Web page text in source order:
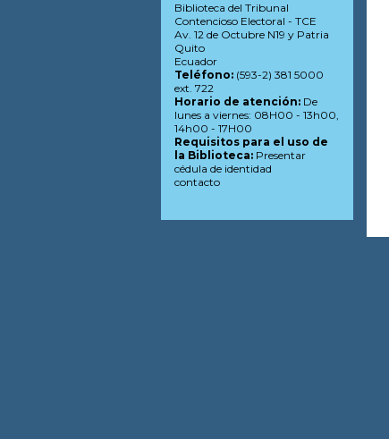
Biblioteca del Tribunal
Contencioso Electoral - TCE
Av. 12 de Octubre N19 y Patria
Quito
Ecuador
Teléfono:(593-2) 381 5000
ext. 722
Horario de atención:De
lunes a viernes: 08H00 - 13h00,
14h00 - 17H00
Requisitos para el uso de
la Biblioteca:Presentar
cédula de identidad
contacto